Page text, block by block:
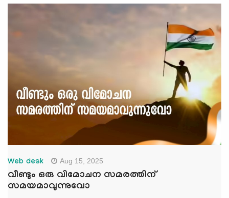
Web desk Aug 15, 2025
വീണ്ടും ഒരു വിമോചന സമരത്തിന്
സമയമാവുന്നുവോ